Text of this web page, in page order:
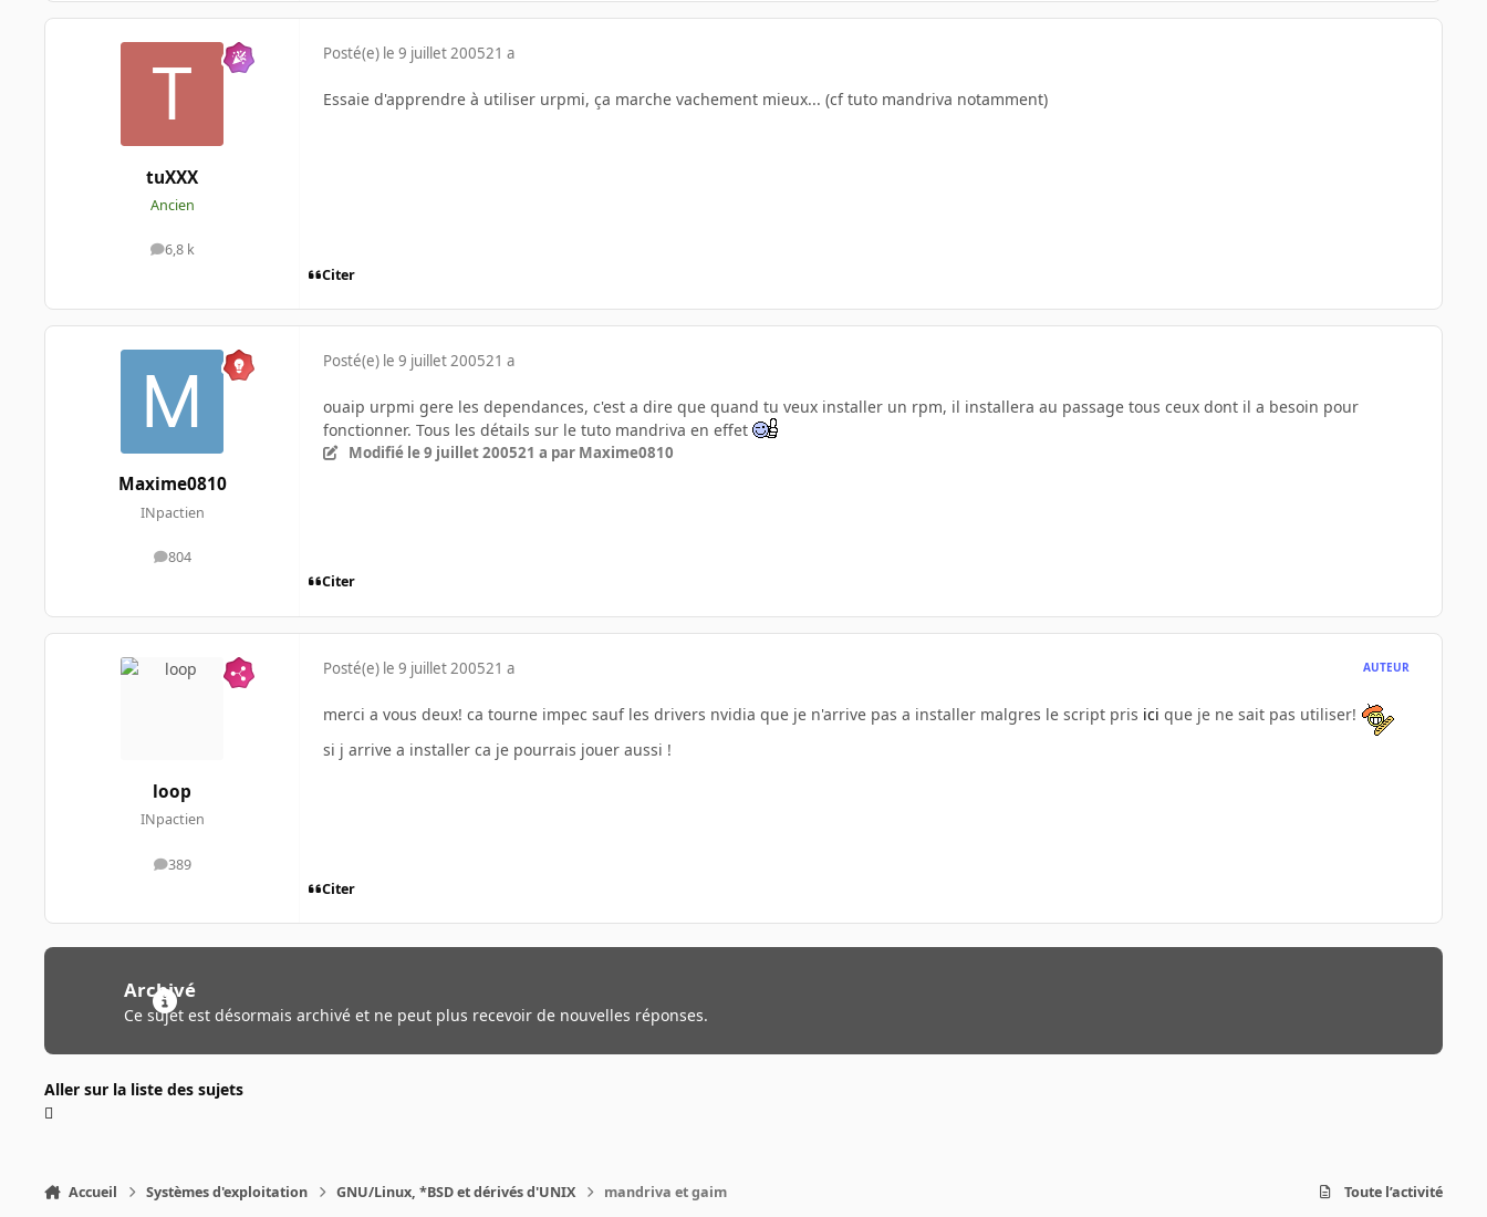
tuXXX
Ancien
6,8 k
messages
Posté(e) le 9 juillet 200521 a
Essaie d'apprendre à utiliser urpmi, ça marche vachement mieux... (cf tuto mandriva notamment)
Citer
Maxime0810
INpactien
804
messages
Posté(e) le 9 juillet 200521 a
ouaip urpmi gere les dependances, c'est a dire que quand tu veux installer un rpm, il installera au passage tous ceux dont il a besoin pour
fonctionner. Tous les détails sur le tuto mandriva en effet
Modifié le 9 juillet 200521 a par Maxime0810
Citer
loop
INpactien
389
messages
Posté(e) le 9 juillet 200521 a AUTEUR
merci a vous deux! ca tourne impec sauf les drivers nvidia que je n'arrive pas a installer malgres le script pris ici que je ne sait pas utiliser!
si j arrive a installer ca je pourrais jouer aussi !
Citer
Archivé
Ce sujet est désormais archivé et ne peut plus recevoir de nouvelles réponses.
Aller sur la liste des sujets
Accueil Systèmes d'exploitation GNU/Linux, *BSD et dérivés d'UNIX mandriva et gaim Toute l’activité